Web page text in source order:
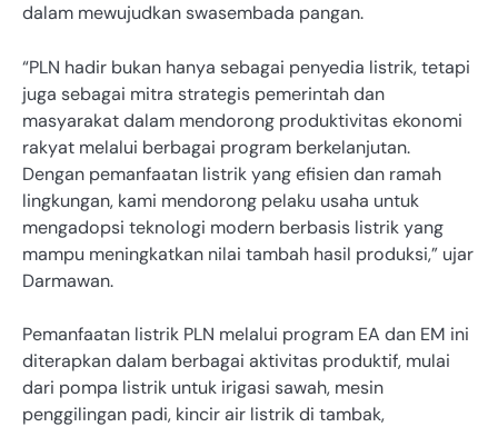
dalam mewujudkan swasembada pangan.
“PLN hadir bukan hanya sebagai penyedia listrik, tetapi
juga sebagai mitra strategis pemerintah dan
masyarakat dalam mendorong produktivitas ekonomi
rakyat melalui berbagai program berkelanjutan.
Dengan pemanfaatan listrik yang efisien dan ramah
lingkungan, kami mendorong pelaku usaha untuk
mengadopsi teknologi modern berbasis listrik yang
mampu meningkatkan nilai tambah hasil produksi,” ujar
Darmawan.
Pemanfaatan listrik PLN melalui program EA dan EM ini
diterapkan dalam berbagai aktivitas produktif, mulai
dari pompa listrik untuk irigasi sawah, mesin
penggilingan padi, kincir air listrik di tambak,